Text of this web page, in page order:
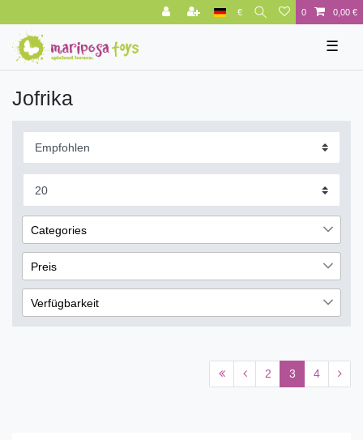
€ 0 0,00 €
☰
Jofrika
Categories
Bastelbedarf
65
Kosmetik & Schmuck 65
Preis
€ ― €
Verfügbarkeit
2 3 4